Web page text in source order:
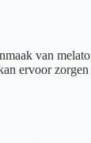
van
ervoor